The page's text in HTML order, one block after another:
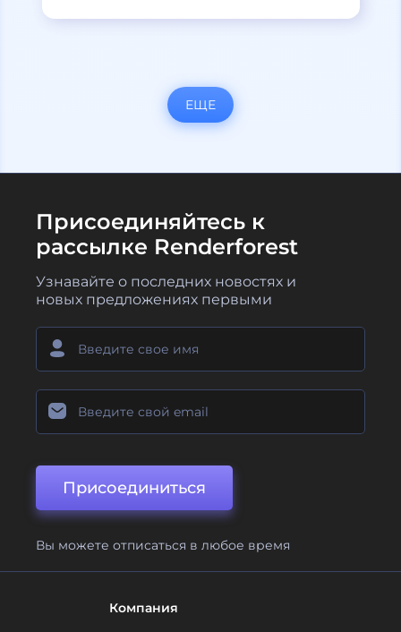
ЕЩЕ
Присоединяйтесь к
рассылке Renderforest
Узнавайте о последних новостях и
новых предложениях первыми
Присоединиться
Вы можете отписаться в любое время
Компания